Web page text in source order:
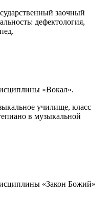
заочный
дефектология,
«Вокал».
училище, класс
в музыкальной
«Закон Божий»